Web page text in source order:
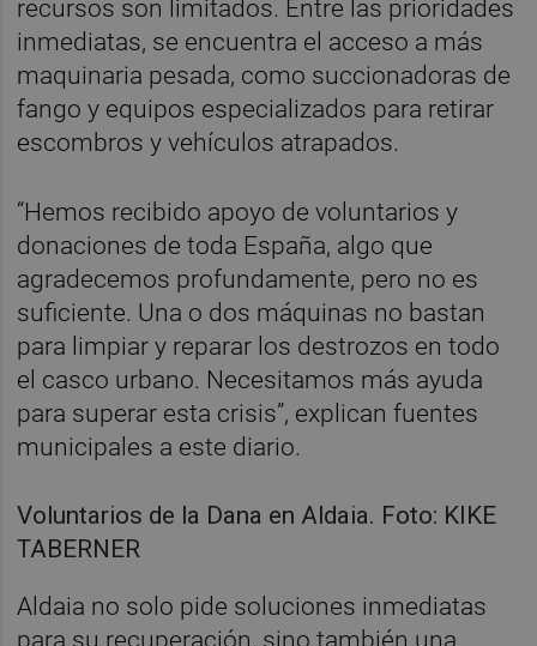
recursos son limitados. Entre las prioridades
inmediatas, se encuentra el acceso a más
maquinaria pesada, como succionadoras de
fango y equipos especializados para retirar
escombros y vehículos atrapados.
“Hemos recibido apoyo de voluntarios y
donaciones de toda España, algo que
agradecemos profundamente, pero no es
suficiente. Una o dos máquinas no bastan
para limpiar y reparar los destrozos en todo
el casco urbano. Necesitamos más ayuda
para superar esta crisis”, explican fuentes
municipales a este diario.
Voluntarios de la Dana en Aldaia. Foto: KIKE
TABERNER
Aldaia no solo pide soluciones inmediatas